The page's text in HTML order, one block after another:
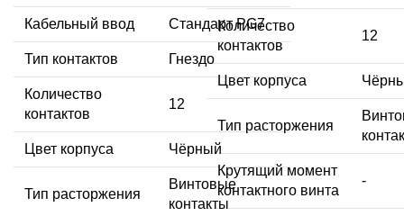
Кабельный ввод Стандарт PG7
Тип контактов Гнездо
Количество
контактов
12
Цвет корпуса Чёрный
Тип расторжения
Винтовые
контакты
Количество
контактов
12
Цвет корпуса
Тип расторжения
Крутящий момент
контактного винта
-